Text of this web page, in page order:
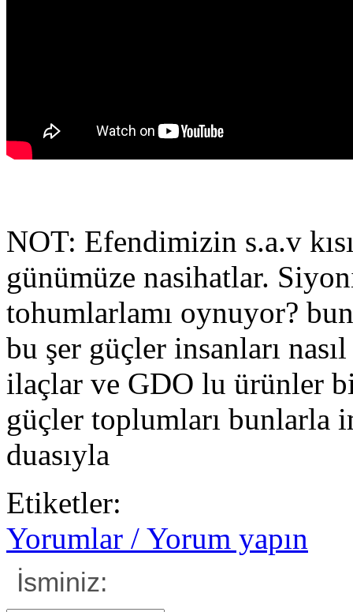
NOT: Efendimizin s.a.v
günümüze nasihatlar.
tohumlarlamı oynuyor?
bu şer güçler insanları
ilaçlar ve GDO lu ürünler
güçler toplumları bunlarla
duasıyla
Etiketler:
Yorumlar / Yorum yapın
İsminiz: